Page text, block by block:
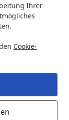
Ihrer
Cookie-
SMART
daher
Licht